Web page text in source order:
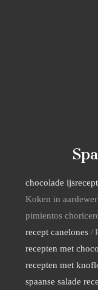
chocolade ijsrecept
Koken in
pimientos
recept canelones
recepten met
recepten met
spaanse salade